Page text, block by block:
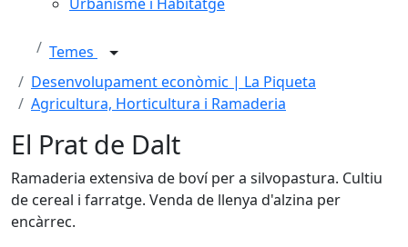
Temes
Desenvolupament econòmic | La Piqueta
Agricultura, Horticultura i Ramaderia
El Prat de Dalt
Ramaderia extensiva de boví per a silvopastura. Cultiu
de cereal i farratge. Venda de llenya d'alzina per
encàrrec.